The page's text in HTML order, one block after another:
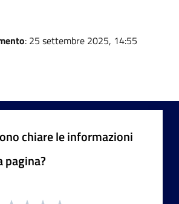
: 25 settembre 2025, 14:55
chiare le informazioni
pagina?